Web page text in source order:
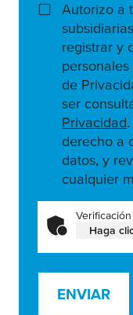
Autorizo a
registrar y
de
ser
Privacidad
derecho a
datos, y
cualquier
Haga
ENVIAR